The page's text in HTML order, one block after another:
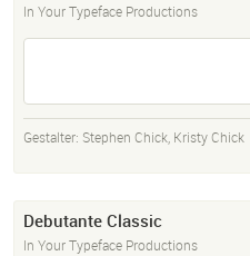
In Your Typeface Productions
Gestalter: Stephen Chick, Kristy Chick
Debutante Classic
In Your Typeface Productions